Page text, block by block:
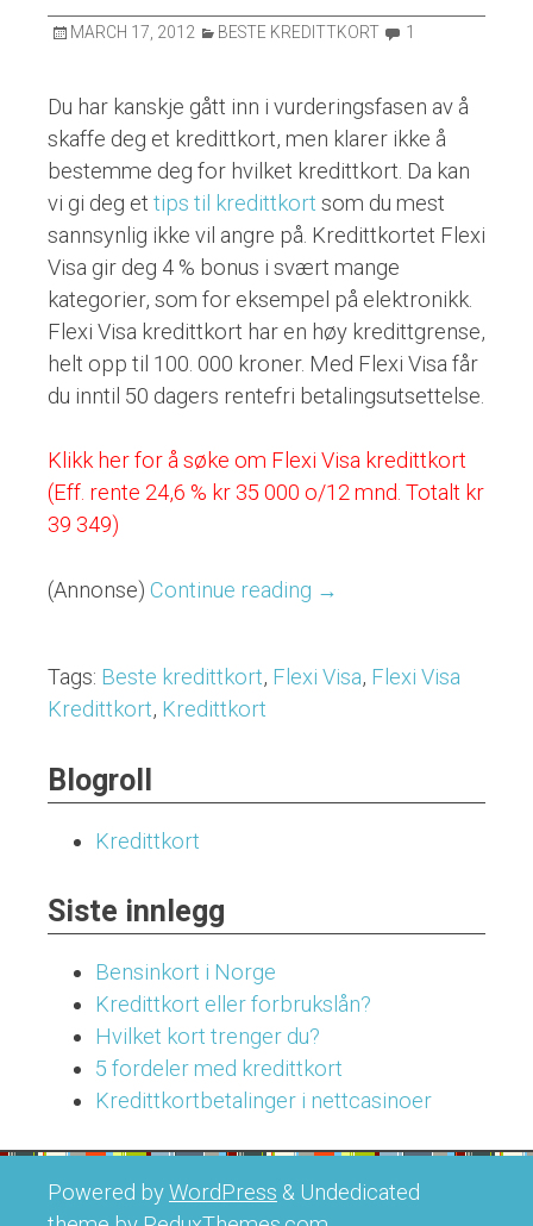
MARCH 17, 2012 BESTE KREDITTKORT 1
Du har kanskje gått inn i vurderingsfasen av å
skaffe deg et kredittkort, men klarer ikke å
bestemme deg for hvilket kredittkort. Da kan
vi gi deg et tips til kredittkort som du mest
sannsynlig ikke vil angre på. Kredittkortet Flexi
Visa gir deg 4 % bonus i svært mange
kategorier, som for eksempel på elektronikk.
Flexi Visa kredittkort har en høy kredittgrense,
helt opp til 100. 000 kroner. Med Flexi Visa får
du inntil 50 dagers rentefri betalingsutsettelse.
Klikk her for å søke om Flexi Visa kredittkort
(Eff. rente 24,6 % kr 35 000 o/12 mnd. Totalt kr
39 349)
(Annonse) Continue reading “Flexi
→
Tags: Beste kredittkort, Flexi Visa, Flexi Visa
Kredittkort, Kredittkort
Blogroll
Kredittkort
Siste innlegg
Bensinkort i Norge
Kredittkort eller forbrukslån?
Hvilket kort trenger du?
5 fordeler med kredittkort
Kredittkortbetalinger i nettcasinoer
Powered byWordPress & Undedicated